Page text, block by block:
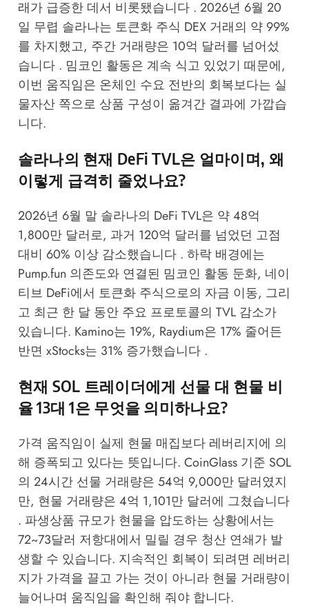
래가 급증한 데서 비롯됐습니다 . 2026년 6월 20
일 무렵 솔라나는 토큰화 주식 DEX 거래의 약 99%
를 차지했고, 주간 거래량은 10억 달러를 넘어섰
습니다 . 밈코인 활동은 계속 식고 있었기 때문에,
이번 움직임은 온체인 수요 전반의 회복보다는 실
물자산 쪽으로 상품 구성이 옮겨간 결과에 가깝습
니다.
솔라나의 현재 DeFi TVL은 얼마이며, 왜
이렇게 급격히 줄었나요?
2026년 6월 말 솔라나의 DeFi TVL은 약 48억
1,800만 달러로, 과거 120억 달러를 넘었던 고점
대비 60% 이상 감소했습니다 . 하락 배경에는
Pump.fun 의존도와 연결된 밈코인 활동 둔화, 네이
티브 DeFi에서 토큰화 주식으로의 자금 이동, 그리
고 최근 한 달 동안 주요 프로토콜의 TVL 감소가
있습니다. Kamino는 19%, Raydium은 17% 줄어든
반면 xStocks는 31% 증가했습니다 .
현재 SOL 트레이더에게 선물 대 현물 비
율 13대 1은 무엇을 의미하나요?
가격 움직임이 실제 현물 매집보다 레버리지에 의
해 증폭되고 있다는 뜻입니다. CoinGlass 기준 SOL
의 24시간 선물 거래량은 54억 9,000만 달러였지
만, 현물 거래량은 4억 1,101만 달러에 그쳤습니다
. 파생상품 규모가 현물을 압도하는 상황에서는
72~73달러 저항대에서 밀릴 경우 청산 연쇄가 발
생할 수 있습니다. 지속적인 회복이 되려면 레버리
지가 가격을 끌고 가는 것이 아니라 현물 거래량이
늘어나며 움직임을 확인해 줘야 합니다.